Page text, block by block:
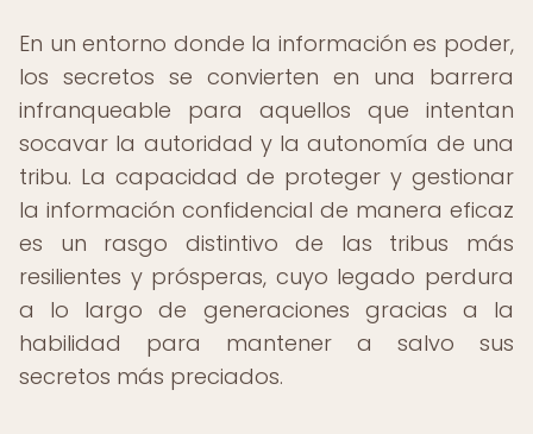
En un entorno donde la información es poder,
los secretos se convierten en una barrera
infranqueable para aquellos que intentan
socavar la autoridad y la autonomía de una
tribu. La capacidad de proteger y gestionar
la información confidencial de manera eficaz
es un rasgo distintivo de las tribus más
resilientes y prósperas, cuyo legado perdura
a lo largo de generaciones gracias a la
habilidad para mantener a salvo sus
secretos más preciados.